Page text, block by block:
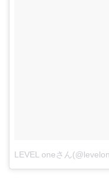
LEVEL oneさん